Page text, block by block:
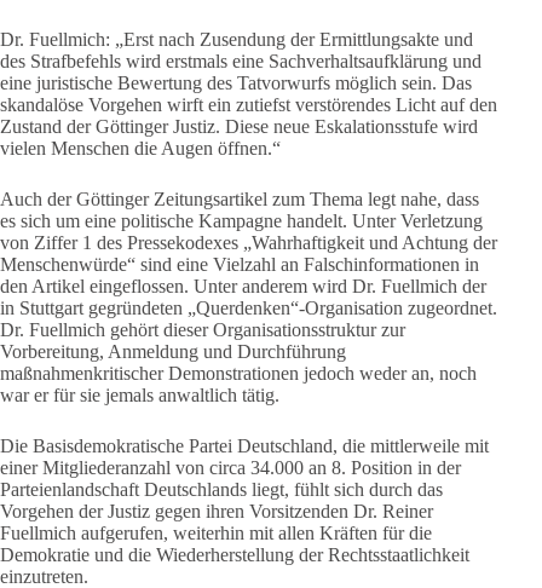
Dr. Fuellmich: „Erst nach Zusendung der Ermittlungsakte und
des Strafbefehls wird erstmals eine Sachverhaltsaufklärung und
eine juristische Bewertung des Tatvorwurfs möglich sein. Das
skandalöse Vorgehen wirft ein zutiefst verstörendes Licht auf den
Zustand der Göttinger Justiz. Diese neue Eskalationsstufe wird
vielen Menschen die Augen öffnen.“
Auch der Göttinger Zeitungsartikel zum Thema legt nahe, dass
es sich um eine politische Kampagne handelt. Unter Verletzung
von Ziffer 1 des Pressekodexes „Wahrhaftigkeit und Achtung der
Menschenwürde“ sind eine Vielzahl an Falschinformationen in
den Artikel eingeflossen. Unter anderem wird Dr. Fuellmich der
in Stuttgart gegründeten „Querdenken“-Organisation zugeordnet.
Dr. Fuellmich gehört dieser Organisationsstruktur zur
Vorbereitung, Anmeldung und Durchführung
maßnahmenkritischer Demonstrationen jedoch weder an, noch
war er für sie jemals anwaltlich tätig.
Die Basisdemokratische Partei Deutschland, die mittlerweile mit
einer Mitgliederanzahl von circa 34.000 an 8. Position in der
Parteienlandschaft Deutschlands liegt, fühlt sich durch das
Vorgehen der Justiz gegen ihren Vorsitzenden Dr. Reiner
Fuellmich aufgerufen, weiterhin mit allen Kräften für die
Demokratie und die Wiederherstellung der Rechtsstaatlichkeit
einzutreten.